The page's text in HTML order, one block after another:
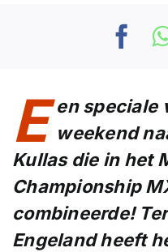
E en speciale
weekend
Kullasdie in het
Championship
combineerde!
Engeland heeft